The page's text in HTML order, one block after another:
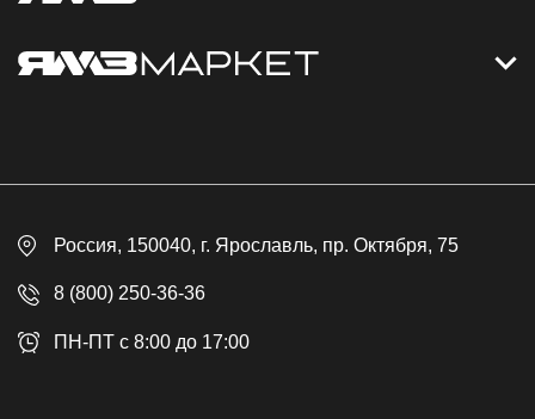
Контакты
Доставка
Контакты
Гарантия
Россия, 150040, г. Ярославль, пр. Октября, 75
8 (800) 250-36-36
ПН-ПТ с 8:00 до 17:00